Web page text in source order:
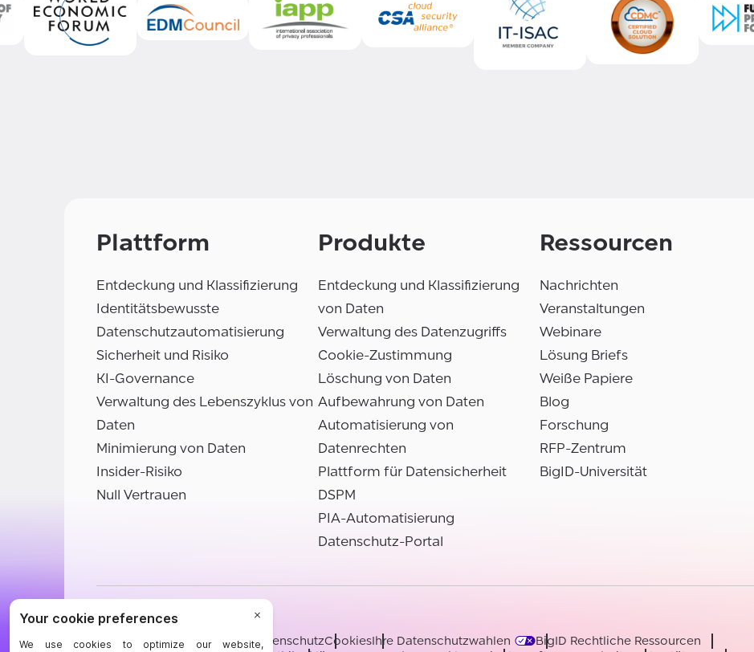
Plattform
Entdeckung und Klassifizierung
Identitätsbewusste
Datenschutzautomatisierung
Sicherheit und Risiko
KI-Governance
Verwaltung des Lebenszyklus von
Daten
Minimierung von Daten
Insider-Risiko
Null Vertrauen
Produkte
Entdeckung und Klassifizierung
von Daten
Verwaltung des Datenzugriffs
Cookie-Zustimmung
Löschung von Daten
Aufbewahrung von Daten
Automatisierung von
Datenrechten
Plattform für Datensicherheit
DSPM
PIA-Automatisierung
Datenschutz-Portal
Ressourcen
Nachrichten
Veranstaltungen
Webinare
Lösung Briefs
Weiße Papiere
Blog
Forschung
RFP-Zentrum
BigID-Universität
©BigID
BedingungenHinweis zum DatenschutzCookiesIhre Datenschutzwahlen
BigID Rechtliche Ressourcen